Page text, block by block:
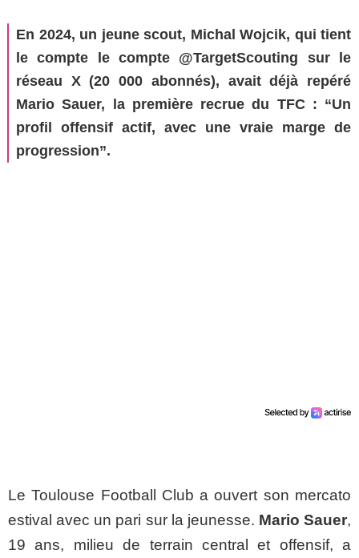
En 2024, un jeune scout, Michal Wojcik, qui tient
le compte le compte @TargetScouting sur le
réseau X (20 000 abonnés), avait déjà repéré
Mario Sauer, la première recrue du TFC : “Un
profil offensif actif, avec une vraie marge de
progression”.
Le Toulouse Football Club a ouvert son mercato
estival avec un pari sur la jeunesse. Mario Sauer,
19 ans, milieu de terrain central et offensif, a